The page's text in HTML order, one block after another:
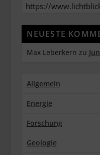
https://
NEUESTE
Max Leberkern zu
Allgemein
Energie
Forschung
Geologie